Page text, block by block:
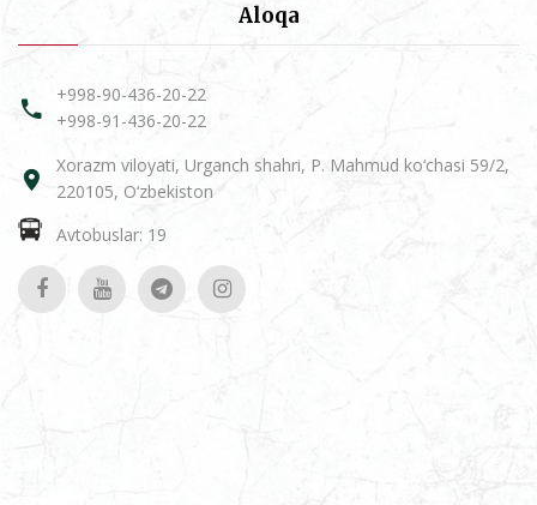
Aloqa
+998-90-436-20-22
+998-91-436-20-22
Xorazm viloyati, Urganch shahri, P. Mahmud ko‘chasi 59/2,
220105, O‘zbekiston
Avtobuslar: 19